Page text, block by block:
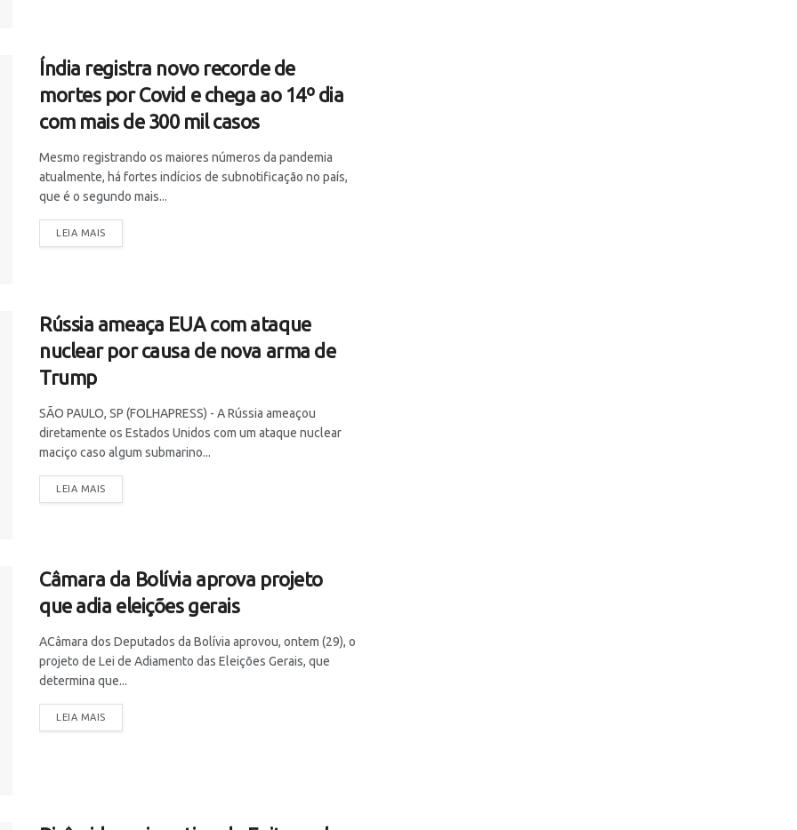
Índia registra novo recorde de
mortes por Covid e chega ao 14º dia
com mais de 300 mil casos
Mesmo registrando os maiores números da pandemia
atualmente, há fortes indícios de subnotificação no país,
que é o segundo mais...
LEIA MAIS
Rússia ameaça EUA com ataque
nuclear por causa de nova arma de
Trump
SÃO PAULO, SP (FOLHAPRESS) - A Rússia ameaçou
diretamente os Estados Unidos com um ataque nuclear
maciço caso algum submarino...
LEIA MAIS
Câmara da Bolívia aprova projeto
que adia eleições gerais
ACâmara dos Deputados da Bolívia aprovou, ontem (29), o
projeto de Lei de Adiamento das Eleições Gerais, que
determina que...
LEIA MAIS